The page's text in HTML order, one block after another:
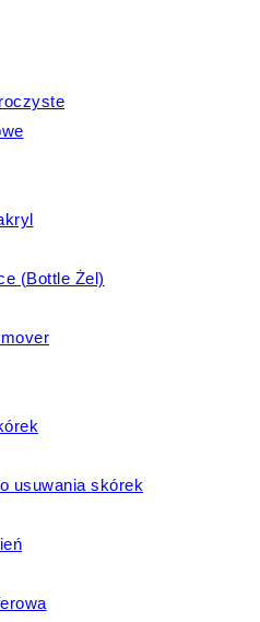
(Bottle Żel)
usuwania skórek